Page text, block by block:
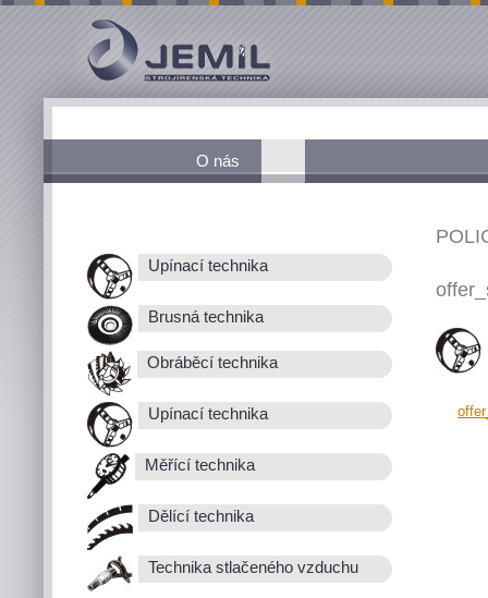
O nás
Upínací technika
Brusná technika
Obráběcí technika
Upínací technika
Měřící technika
Dělící technika
Technika stlačeného vzduchu